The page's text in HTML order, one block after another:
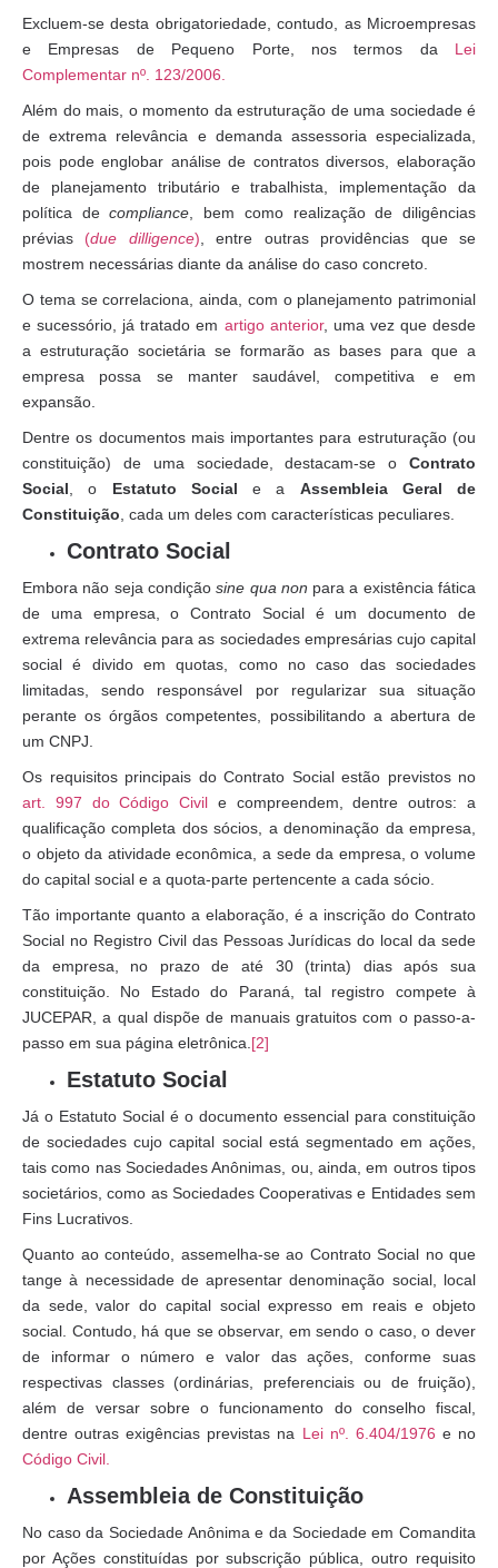
Excluem-se desta obrigatoriedade, contudo, as Microempresas
e Empresas de Pequeno Porte, nos termos da Lei
Complementar nº. 123/2006.
Além do mais, o momento da estruturação de uma sociedade é
de extrema relevância e demanda assessoria especializada,
pois pode englobar análise de contratos diversos, elaboração
de planejamento tributário e trabalhista, implementação da
política decompliance , bem como realização de diligências
prévias (due dilligence) , entre outras providências que se
mostrem necessárias diante da análise do caso concreto.
O tema se correlaciona, ainda, com o planejamento patrimonial
e sucessório, já tratado em artigo anterior, uma vez que desde
a estruturação societária se formarão as bases para que a
empresa possa se manter saudável, competitiva e em
expansão.
Dentre os documentos mais importantes para estruturação (ou
constituição) de uma sociedade, destacam-se o Contrato
Social , o Estatuto Social e a Assembleia Geral de
Constituição , cada um deles com características peculiares.
Contrato Social
Embora não seja condiçãosine qua non para a existência fática
de uma empresa, o Contrato Social é um documento de
extrema relevância para as sociedades empresárias cujo capital
social é divido em quotas, como no caso das sociedades
limitadas, sendo responsável por regularizar sua situação
perante os órgãos competentes, possibilitando a abertura de
um CNPJ.
Os requisitos principais do Contrato Social estão previstos no
art. 997 do Código Civil e compreendem, dentre outros: a
qualificação completa dos sócios, a denominação da empresa,
o objeto da atividade econômica, a sede da empresa, o volume
do capital social e a quota-parte pertencente a cada sócio.
Tão importante quanto a elaboração, é a inscrição do Contrato
Social no Registro Civil das Pessoas Jurídicas do local da sede
da empresa, no prazo de até 30 (trinta) dias após sua
constituição. No Estado do Paraná, tal registro compete à
JUCEPAR, a qual dispõe de manuais gratuitos com o passo-a-
passo em sua página eletrônica. [2]
Estatuto Social
Já o Estatuto Social é o documento essencial para constituição
de sociedades cujo capital social está segmentado em ações,
tais como nas Sociedades Anônimas, ou, ainda, em outros tipos
societários, como as Sociedades Cooperativas e Entidades sem
Fins Lucrativos.
Quanto ao conteúdo, assemelha-se ao Contrato Social no que
tange à necessidade de apresentar denominação social, local
da sede, valor do capital social expresso em reais e objeto
social. Contudo, há que se observar, em sendo o caso, o dever
de informar o número e valor das ações, conforme suas
respectivas classes (ordinárias, preferenciais ou de fruição),
além de versar sobre o funcionamento do conselho fiscal,
dentre outras exigências previstas na Lei nº. 6.404/1976 e no
Código Civil.
Assembleia de Constituição
No caso da Sociedade Anônima e da Sociedade em Comandita
por Ações constituídas por subscrição pública, outro requisito